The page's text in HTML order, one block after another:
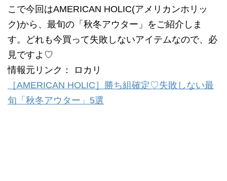
こで今回はAMERICAN HOLIC(アメリカンホリッ
ク)から、最旬の「秋冬アウター」をご紹介しま
す。どれも今買って失敗しないアイテムなので、必
見ですよ♡
情報元リンク： ロカリ
［AMERICAN HOLIC］勝ち組確定♡失敗しない最
旬「秋冬アウター」5選